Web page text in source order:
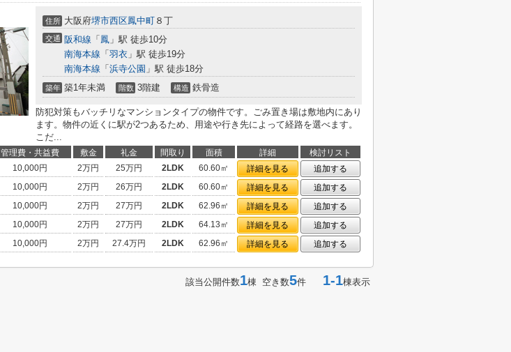
住所 大阪府堺市西区鳳中町 ８丁
交通 阪和線 「 鳳 」駅 徒歩10分
南海本線 「 羽衣 」駅 徒歩19分
南海本線 「 浜寺公園 」駅 徒歩18分
築年 築1年未満 階数 3階建 構造 鉄骨造
防犯対策もバッチリなマンションタイプの物件です。ごみ置き場は敷地内にあり
ます。物件の近くに駅が2つあるため、用途や行き先によって経路を選べます。
こだ...
管理費・共益費 敷金 礼金 間取り 面積 詳細
検討リスト
10,000円 2万円 25万円 2LDK 60.60㎡ 詳細を見る
追加する
10,000円 2万円 26万円 2LDK 60.60㎡ 詳細を見る
追加する
10,000円 2万円 27万円 2LDK 62.96㎡ 詳細を見る
追加する
10,000円 2万円 27万円 2LDK 64.13㎡ 詳細を見る
追加する
10,000円 2万円 27.4万円 2LDK 62.96㎡ 詳細を見る 追加する
該当公開件数1棟 空き数5件 1-1棟表示